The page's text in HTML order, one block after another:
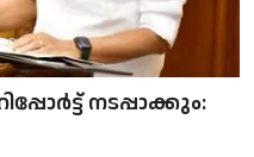
നടപ്പാക്കും: